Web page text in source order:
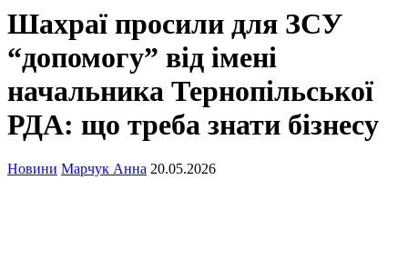
Шахраї просили для ЗСУ
“допомогу” від імені
начальника Тернопільської
РДА: що треба знати бізнесу
Новини Марчук Анна 20.05.2026